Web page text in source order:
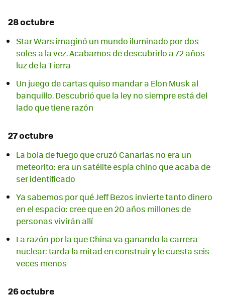
28 octubre
Star Wars imaginó un mundo iluminado por dos
soles a la vez. Acabamos de descubrirlo a 72 años
luz de la Tierra
Un juego de cartas quiso mandar a Elon Musk al
banquillo. Descubrió que la ley no siempre está del
lado que tiene razón
27 octubre
La bola de fuego que cruzó Canarias no era un
meteorito: era un satélite espía chino que acaba de
ser identificado
Ya sabemos por qué Jeff Bezos invierte tanto dinero
en el espacio: cree que en 20 años millones de
personas vivirán allí
La razón por la que China va ganando la carrera
nuclear: tarda la mitad en construir y le cuesta seis
veces menos
26 octubre